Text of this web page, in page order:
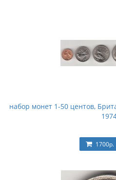
набор монет 1-50 центов,
1700р.